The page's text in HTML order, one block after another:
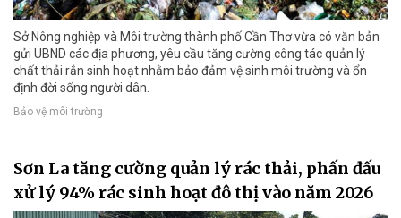
Sở Nông nghiệp và Môi trường thành phố Cần Thơ vừa có văn bản
gửi UBND các địa phương, yêu cầu tăng cường công tác quản lý
chất thải rắn sinh hoạt nhằm bảo đảm vệ sinh môi trường và ổn
định đời sống người dân.
Bảo vệ môi trường
Sơn La tăng cường quản lý rác thải, phấn đấu
xử lý 94% rác sinh hoạt đô thị vào năm 2026